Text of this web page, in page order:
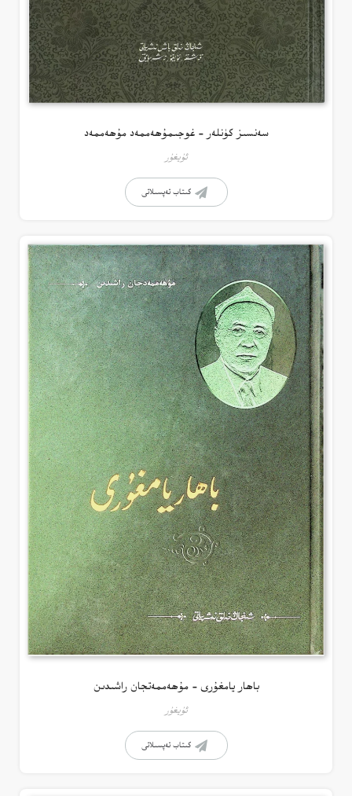
سەنسىز كۈنلەر – غوجىمۇھەممەد مۇھەممەد
ئۇيغۇر
كىتاب تەپسىلاتى
باھار يامغۇرى – مۇھەممەتجان راشىدىن
ئۇيغۇر
كىتاب تەپسىلاتى